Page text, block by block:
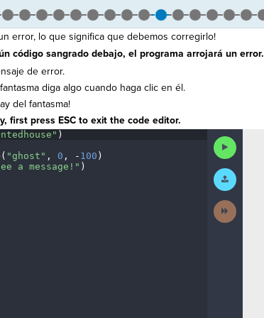
error, lo que significa que debemos corregirlo!
código sangrado debajo, el programa arrojará un error.
de error.
diga algo cuando haga clic en él.
del fantasma!
first press ESC to exit the code editor.
)
"ghost" , 0 , - 100 )
a message!" )
Run
Code
Submit
Work
Next
Activity